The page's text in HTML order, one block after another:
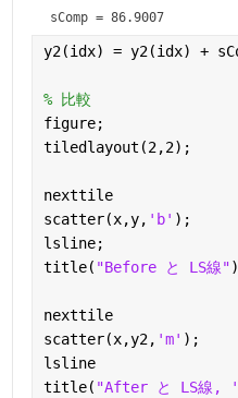
sComp = 86.9007
y2(idx) = y2(idx) +
% 比較
figure;
tiledlayout(2,2);
nexttile
scatter(x,y, 'b' );
lsline;
title( "Before と LS線")
nexttile
scatter(x,y2, 'm' );
lsline
title( "After と LS線,